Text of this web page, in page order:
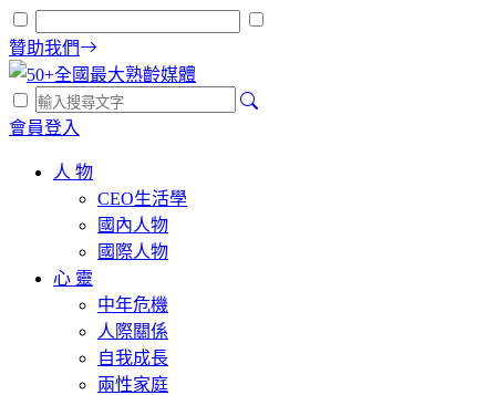
贊助我們
會員登入
人 物
CEO生活學
國內人物
國際人物
心 靈
中年危機
人際關係
自我成長
兩性家庭